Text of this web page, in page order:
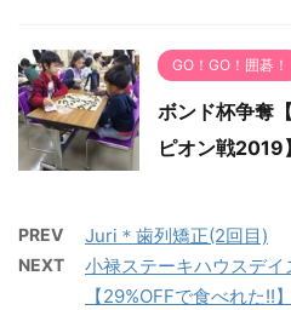
GO！GO！囲碁！
ボンド杯争奪
ピオン戦2019
PREV Juri＊歯列矯正(2回目)
NEXT
小禄ステーキハウスデ
【29%OFFで食べれた!!】